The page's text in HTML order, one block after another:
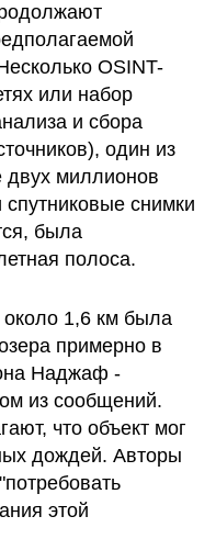
OSINT-
или набор
и сбора
один из
двух миллионов
снимки
была
полоса.
1,6 км была
примерно в
Наджаф -
из сообщений.
что объект мог
дождей. Авторы
этой